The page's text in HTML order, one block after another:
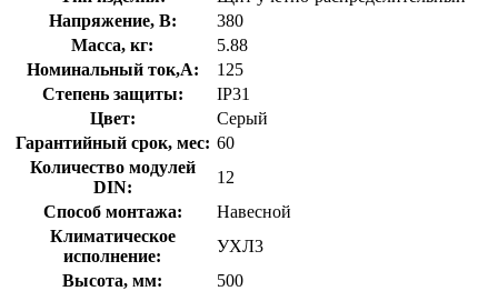
Напряжение, В:
380
Масса, кг:
5.88
Номинальный ток,А:
125
Степень защиты:
IP31
Цвет:
Серый
Гарантийный срок, мес: 60
Количество модулей
DIN:
12
Способ монтажа:
Навесной
Климатическое
исполнение:
УХЛ3
Высота, мм:
500